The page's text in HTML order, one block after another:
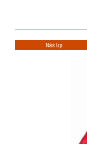
Náš tip